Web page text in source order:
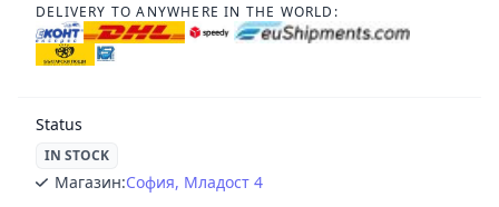
DELIVERY TO ANYWHERE IN THE WORLD:
Status
IN STOCK
Магазин:София, Младост 4